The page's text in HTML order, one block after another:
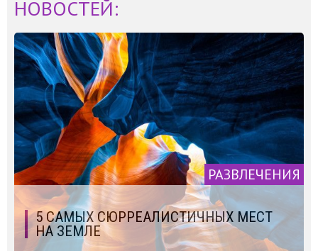
НОВОСТЕЙ:
РАЗВЛЕЧЕНИЯ
5 САМЫХ СЮРРЕАЛИСТИЧНЫХ МЕСТ
НА ЗЕМЛЕ